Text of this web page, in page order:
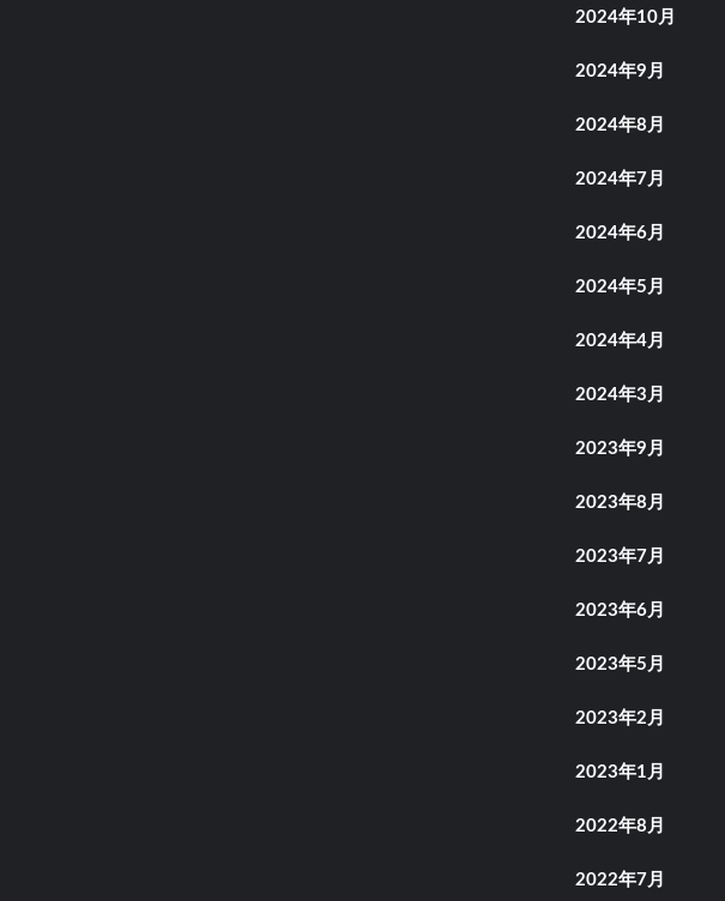
2024年10月
2024年9月
2024年8月
2024年7月
2024年6月
2024年5月
2024年4月
2024年3月
2023年9月
2023年8月
2023年7月
2023年6月
2023年5月
2023年2月
2023年1月
2022年8月
2022年7月